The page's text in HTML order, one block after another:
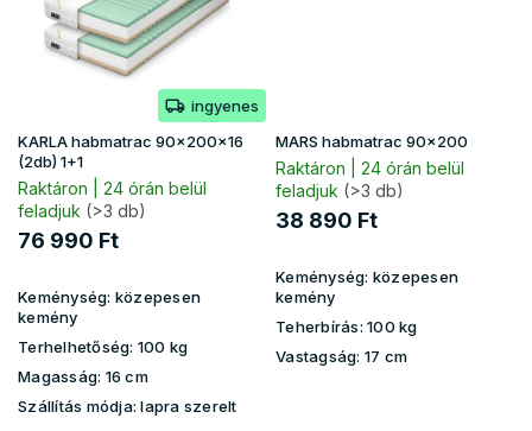
ingyenes
KARLA habmatrac 90x200x16
(2db) 1+1
Raktáron | 24 órán belül
feladjuk (>3 db)
76 990 Ft
Keménység: közepesen
kemény
Terhelhetőség: 100 kg
Magasság: 16 cm
Szállítás módja: lapra szerelt
MARS habmatrac 90x200
Raktáron | 24 órán belül
feladjuk (>3 db)
38 890 Ft
Keménység: közepesen
kemény
Teherbírás: 100 kg
Vastagság: 17 cm